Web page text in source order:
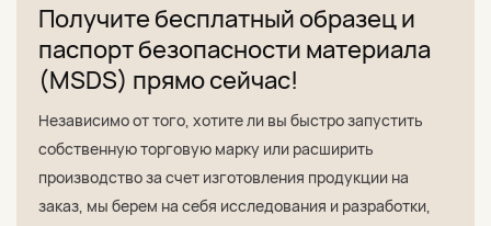
Получите бесплатный образец и
паспорт безопасности материала
(MSDS) прямо сейчас!
Независимо от того, хотите ли вы быстро запустить
собственную торговую марку или расширить
производство за счет изготовления продукции на
заказ, мы берем на себя исследования и разработки,